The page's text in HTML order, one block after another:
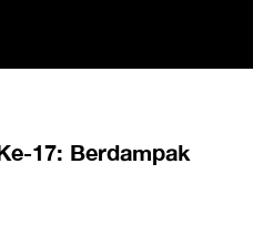
17: Berdampak